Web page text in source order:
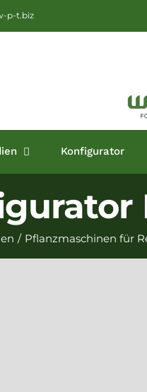
p-t.biz
Konfigurator
/ Pflanzmaschinen für